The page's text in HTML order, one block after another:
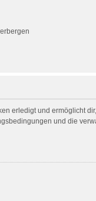
erledigt und ermöglicht
und die